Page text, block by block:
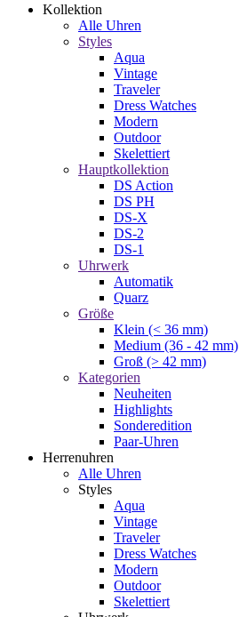
Kollektion
Alle Uhren
Styles
Aqua
Vintage
Traveler
Dress Watches
Modern
Outdoor
Skelettiert
Hauptkollektion
DS Action
DS PH
DS-X
DS-2
DS-1
Uhrwerk
Automatik
Quarz
Größe
Klein (< 36 mm)
Medium (36 - 42 mm)
Groß (> 42 mm)
Kategorien
Neuheiten
Highlights
Sonderedition
Paar-Uhren
Herrenuhren
Alle Uhren
Styles
Aqua
Vintage
Traveler
Dress Watches
Modern
Outdoor
Skelettiert